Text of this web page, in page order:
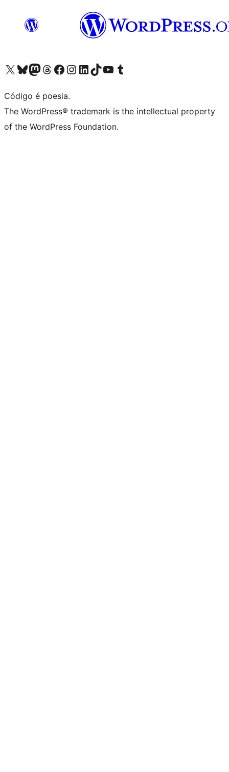
Visite a nossa conta X (antigo Twitter)
Visit our Bluesky account
Visit our Mastodon account
Visit our Threads account
Visite a nossa página do Facebook
Visite a nossa conta no Instagram
Visite a nossa conta no LinkedIn
Visit our TikTok account
Visit our YouTube channel
Visit our Tumblr account
Código é poesia.
The WordPress® trademark is the intellectual property
of the WordPress Foundation.